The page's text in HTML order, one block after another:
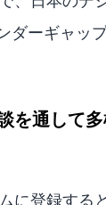
ダーギャッ
を通して
に登録する